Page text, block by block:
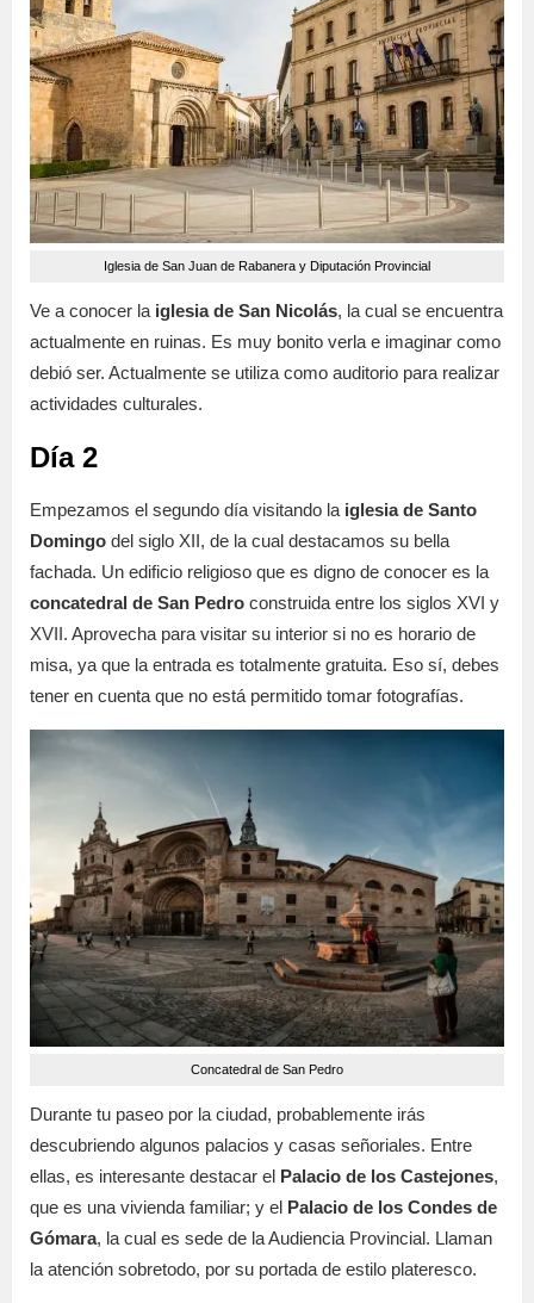
Iglesia de San Juan de Rabanera y Diputación Provincial
Ve a conocer la iglesia de San Nicolás, la cual se encuentra
actualmente en ruinas. Es muy bonito verla e imaginar como
debió ser. Actualmente se utiliza como auditorio para realizar
actividades culturales.
Día 2
Empezamos el segundo día visitando la iglesia de Santo
Domingo del siglo XII, de la cual destacamos su bella
fachada. Un edificio religioso que es digno de conocer es la
concatedral de San Pedro construida entre los siglos XVI y
XVII. Aprovecha para visitar su interior si no es horario de
misa, ya que la entrada es totalmente gratuita. Eso sí, debes
tener en cuenta que no está permitido tomar fotografías.
Concatedral de San Pedro
Durante tu paseo por la ciudad, probablemente irás
descubriendo algunos palacios y casas señoriales. Entre
ellas, es interesante destacar el Palacio de los Castejones,
que es una vivienda familiar; y el Palacio de los Condes de
Gómara, la cual es sede de la Audiencia Provincial. Llaman
la atención sobretodo, por su portada de estilo plateresco.